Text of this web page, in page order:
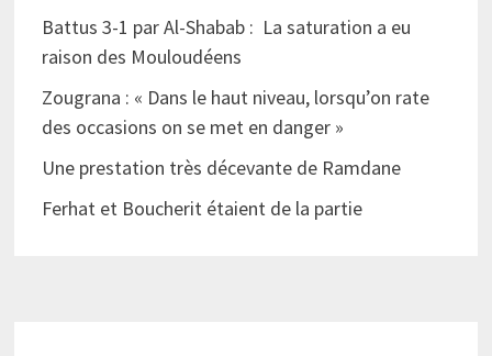
Battus 3-1 par Al-Shabab : La saturation a eu
raison des Mouloudéens
Zougrana : « Dans le haut niveau, lorsqu’on rate
des occasions on se met en danger »
Une prestation très décevante de Ramdane
Ferhat et Boucherit étaient de la partie